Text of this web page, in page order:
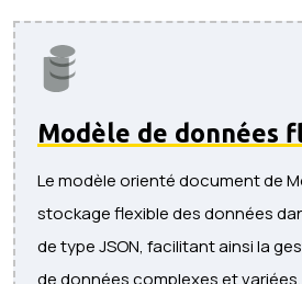
Modèle de données
Le modèle orienté document de
stockage flexible des données
de type JSON, facilitant ainsi la
de données complexes et